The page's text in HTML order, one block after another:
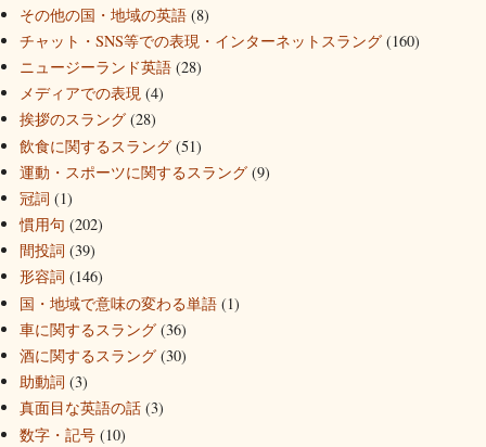
その他の国・地域の英語 (8)
チャット・SNS等での表現・インターネットスラング (160)
ニュージーランド英語 (28)
メディアでの表現 (4)
挨拶のスラング (28)
飲食に関するスラング (51)
運動・スポーツに関するスラング (9)
冠詞 (1)
慣用句 (202)
間投詞 (39)
形容詞 (146)
国・地域で意味の変わる単語 (1)
車に関するスラング (36)
酒に関するスラング (30)
助動詞 (3)
真面目な英語の話 (3)
数字・記号 (10)